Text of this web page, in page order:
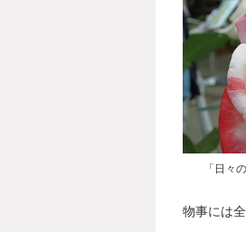
「日々
物事には